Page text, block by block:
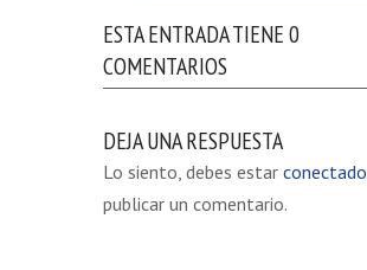
ESTA ENTRADA TIENE 0
COMENTARIOS
DEJA UNA RESPUESTA
Lo siento, debes estar conectado
publicar un comentario.